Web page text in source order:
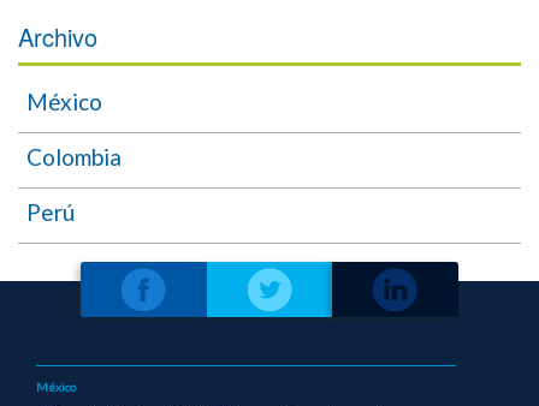
Archivo
México
Colombia
Perú
México